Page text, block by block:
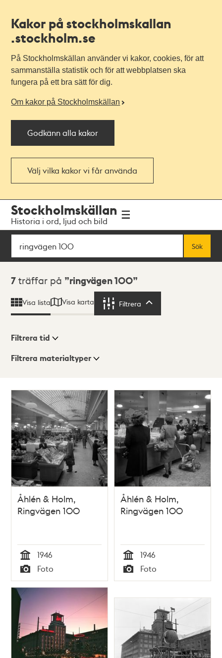
Kakor på stockholmskallan
.stockholm.se
På Stockholmskällan använder vi kakor, cookies, för att
sammanställa statistik och för att webbplatsen ska
fungera på ett bra sätt för dig.
Om kakor på Stockholmskällan
Godkänn alla kakor
Välj vilka kakor vi får använda
navigationen
huvudinnehållet
Stockholmskällan
Historia i ord, ljud och bild
Sök
Sök
Sökresultat
7 träffar på ringvägen 100
Visa lista Visa karta Filtrera
Visningsläge
Lista
Karta
Filtrera tid
Filtrera materialtyper
träffar
Åhlén & Holm,
Ringvägen 100
Tid
1946
Typ
Foto
Åhlén & Holm,
Ringvägen 100
Tid
1946
Typ
Foto